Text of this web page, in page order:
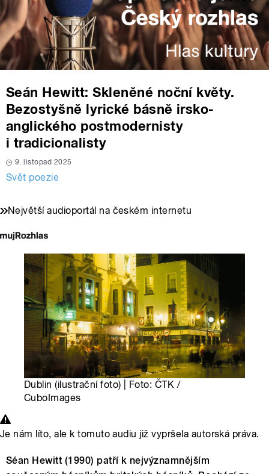
Seán Hewitt: Skleněné noční květy.
Bezostyšně lyrické básně irsko-
anglického postmodernisty
i tradicionalisty
9. listopad 2025
Svět poezie
Největší audioportál na českém internetu
Dublin (ilustrační foto) | Foto: ČTK /
CuboImages
Je nám líto, ale k tomuto audiu již vypršela autorská práva.
Séan Hewitt (1990) patří k nejvýznamnějším